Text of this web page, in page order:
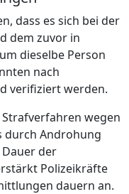
dass es sich bei der
dem zuvor in
dieselbe Person
nach
verifiziert werden.
wegen
durch Androhung
der
Polizeikräfte
dauern an.